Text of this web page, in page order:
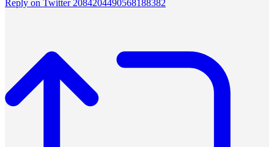
Reply on Twitter 2084204490568188382